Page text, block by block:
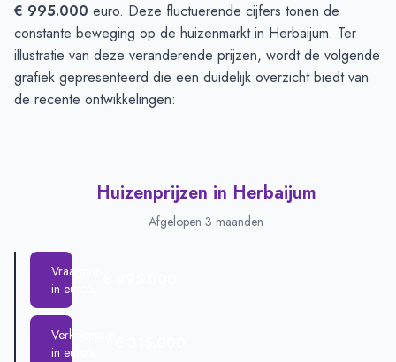
€ 995.000 euro. Deze fluctuerende cijfers tonen de
constante beweging op de huizenmarkt in Herbaijum. Ter
illustratie van deze veranderende prijzen, wordt de volgende
grafiek gepresenteerd die een duidelijk overzicht biedt van
de recente ontwikkelingen:
Huizenprijzen in Herbaijum
Afgelopen 3 maanden
Vraagprijs
in euro's
Verkoopprijs
in euro's